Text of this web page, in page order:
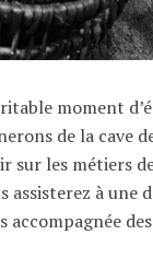
moment
de la cave
sur les métiers
assisterez à une
accompagnée